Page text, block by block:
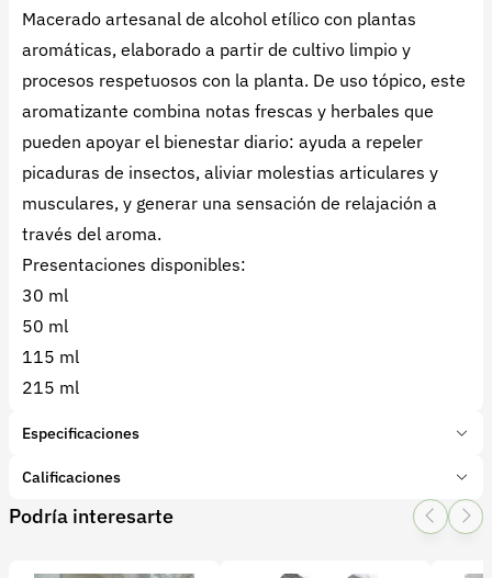
Macerado artesanal de alcohol etílico con plantas
aromáticas, elaborado a partir de cultivo limpio y
procesos respetuosos con la planta. De uso tópico, este
aromatizante combina notas frescas y herbales que
pueden apoyar el bienestar diario: ayuda a repeler
picaduras de insectos, aliviar molestias articulares y
musculares, y generar una sensación de relajación a
través del aroma.
Presentaciones disponibles:
30 ml
50 ml
115 ml
215 ml
Especificaciones
Marca:
Sabores del Jardín
Tipo de producto:Producto final
Subcategoría:Romero
Calificaciones
1 Star
2 Star
3 Star4 Star
Podría interesarte